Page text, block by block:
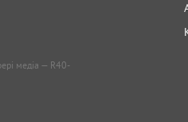
медіа — R40-